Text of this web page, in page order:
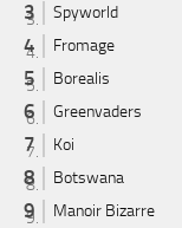
Spyworld
Fromage
Borealis
Greenvaders
Koi
Botswana
Manoir Bizarre